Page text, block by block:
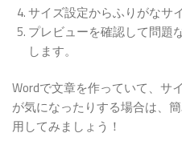
サイズ設定からふりがなサ
プレビューを確認して問題
します。
Wordで文章を作っていて、サ
が気になったりする場合は、
用してみましょう！